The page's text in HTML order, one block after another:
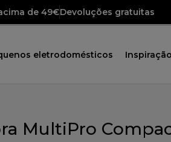
de 49€Devoluções gratuitas
eletrodomésticos Inspiração
MultiPro